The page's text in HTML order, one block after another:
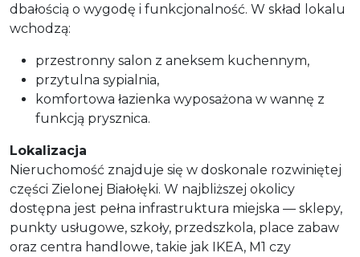
dbałością o wygodę i funkcjonalność. W skład lokalu
wchodzą:
przestronny salon z aneksem kuchennym,
przytulna sypialnia,
komfortowa łazienka wyposażona w wannę z
funkcją prysznica.
Lokalizacja
Nieruchomość znajduje się w doskonale rozwiniętej
części Zielonej Białołęki. W najbliższej okolicy
dostępna jest pełna infrastruktura miejska — sklepy,
punkty usługowe, szkoły, przedszkola, place zabaw
oraz centra handlowe, takie jak IKEA, M1 czy